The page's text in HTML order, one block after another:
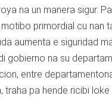
na un manera sigur.
primordial cu nan
aumenta e siguridad
gobierno na su
entre
traha pa hende ricibi